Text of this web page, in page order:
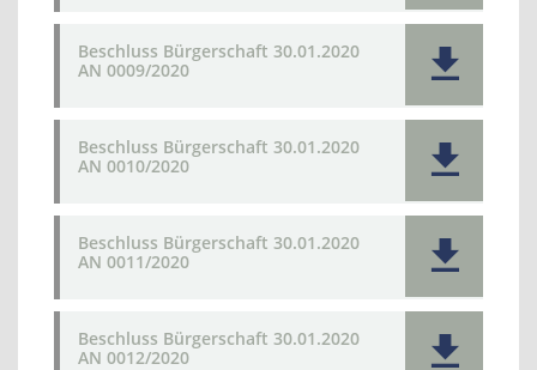
Beschluss Bürgerschaft 30.01.2020
AN 0009/2020
Beschluss Bürgerschaft 30.01.2020
AN 0010/2020
Beschluss Bürgerschaft 30.01.2020
AN 0011/2020
Beschluss Bürgerschaft 30.01.2020
AN 0012/2020